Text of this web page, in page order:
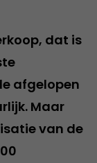
dat is
afgelopen
Maar
van de